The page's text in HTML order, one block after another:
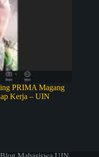
PRIMA Magang
Kerja – UIN